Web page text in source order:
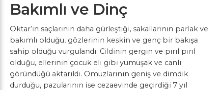
Bakımlı ve Dinç
Oktar’ın saçlarının daha gürleştiği, sakallarının parlak ve
bakımlı olduğu, gözlerinin keskin ve genç bir bakışa
sahip olduğu vurgulandı. Cildinin gergin ve pırıl pırıl
olduğu, ellerinin çocuk eli gibi yumuşak ve canlı
göründüğü aktarıldı. Omuzlarının geniş ve dimdik
durduğu, pazularının ise cezaevinde geçirdiği 7 yıl